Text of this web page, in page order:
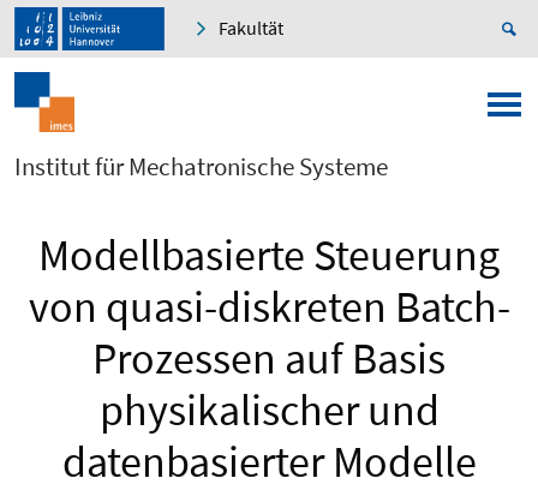
Fakultät
Institut für Mechatronische Systeme
Modellbasierte Steuerung
von quasi-diskreten Batch-
Prozessen auf Basis
physikalischer und
datenbasierter Modelle